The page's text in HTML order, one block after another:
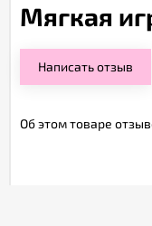
Мягкая
Написать отзыв
Об этом товаре